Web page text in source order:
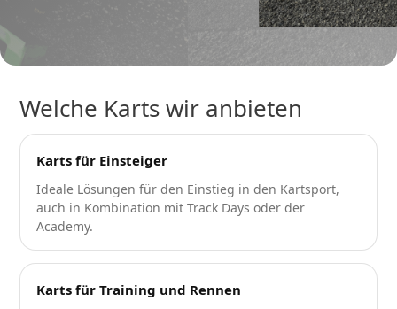
Welche Karts wir anbieten
Karts für Einsteiger
Ideale Lösungen für den Einstieg in den Kartsport,
auch in Kombination mit Track Days oder der
Academy.
Karts für Training und Rennen